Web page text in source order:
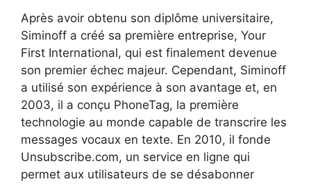
Après avoir obtenu son diplôme universitaire,
Siminoff a créé sa première entreprise, Your
First International, qui est finalement devenue
son premier échec majeur. Cependant, Siminoff
a utilisé son expérience à son avantage et, en
2003, il a conçu PhoneTag, la première
technologie au monde capable de transcrire les
messages vocaux en texte. En 2010, il fonde
Unsubscribe.com, un service en ligne qui
permet aux utilisateurs de se désabonner